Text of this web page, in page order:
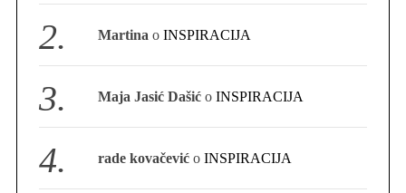
Martina oINSPIRACIJA
Maja Jasić Dašić oINSPIRACIJA
rade kovačević oINSPIRACIJA
c
h
f
o
r
: